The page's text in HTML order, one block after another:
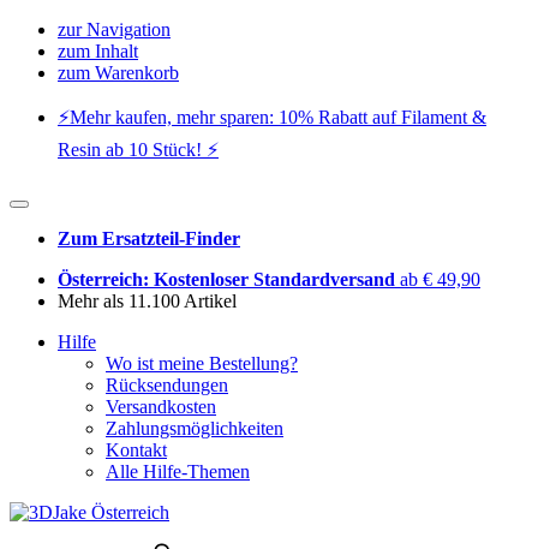
zur Navigation
zum Inhalt
zum Warenkorb
⚡️Mehr kaufen, mehr sparen: 10% Rabatt auf Filament &
Resin ab 10 Stück! ⚡️
Zum Ersatzteil-Finder
Österreich: Kostenloser Standardversand ab € 49,90
Mehr als 11.100 Artikel
Hilfe
Wo ist meine Bestellung?
Rücksendungen
Versandkosten
Zahlungsmöglichkeiten
Kontakt
Alle Hilfe-Themen